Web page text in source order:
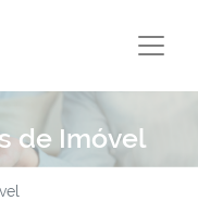
de Imóvel